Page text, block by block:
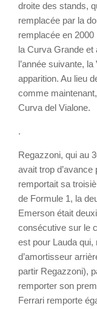
droite des stands,
remplacée par la
remplacée en 2000
la Curva Grande
l’année suivante,
apparition. Au lieu
comme
Curva del Vialone.
.
Regazzoni, qui au
avait trop d’avance
remportait sa
de Formule 1, la
Emerson était
consécutive sur le
est pour Lauda
d’amortisseur
partir Regazzoni),
remporter son
Ferrari remporte